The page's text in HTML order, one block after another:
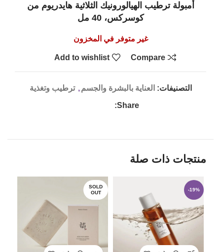
أمبولة ترطيب الهيالورونيك الثلاثية هايدريوم من
كوسركس، 40 مل
غير متوفر في المخزون
Compare
Add to wishlist
التصنيفات: العناية بالبشرة والجسم , ترطيب وتغذية
Share:
منتجات ذات صلة
-19%
SOLD
OUT